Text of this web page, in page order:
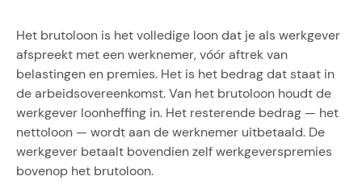
Het brutoloon is het volledige loon dat je als werkgever
afspreekt met een werknemer, vóór aftrek van
belastingen en premies. Het is het bedrag dat staat in
de arbeidsovereenkomst. Van het brutoloon houdt de
werkgever loonheffing in. Het resterende bedrag — het
nettoloon — wordt aan de werknemer uitbetaald. De
werkgever betaalt bovendien zelf werkgeverspremies
bovenop het brutoloon.